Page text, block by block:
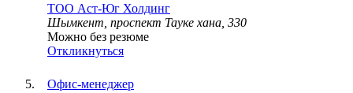
ТОО Аст-Юг Холдинг
Шымкент, проспект Тауке хана, 330
Можно без резюме
Откликнуться
Офис-менеджер